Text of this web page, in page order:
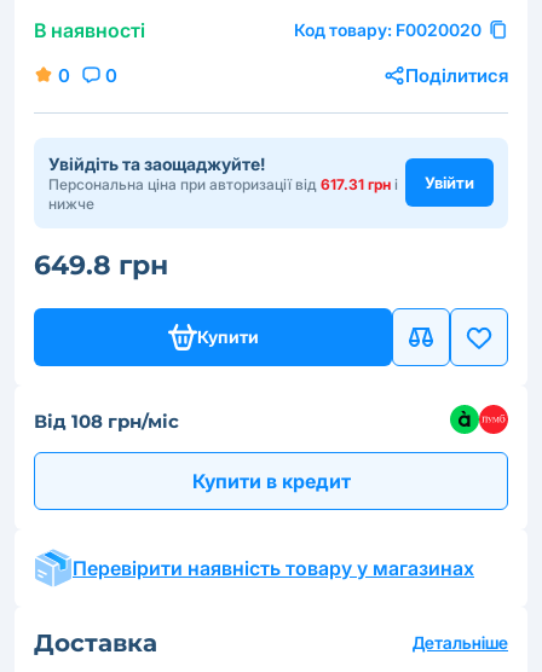
В наявності Код товару: F0020020
0 0 Поділитися
Увійдіть та заощаджуйте!
Персональна ціна при авторизації від 617.31 грн і
нижче
Увійти
649.8 грн
Купити
Від 108 грн/міс
Купити в кредит
Перевірити наявність товару у магазинах
Доставка Детальніше